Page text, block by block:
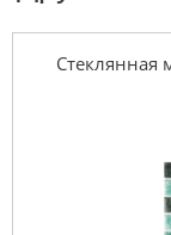
Стеклянная